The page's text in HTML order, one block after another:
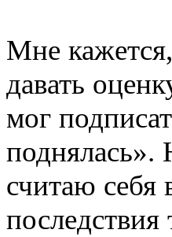
Мне
давать
мог
поднялась».
считаю себя